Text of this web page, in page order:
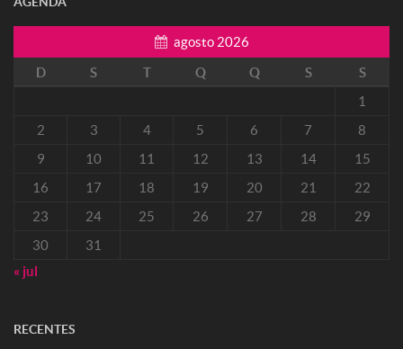
agosto 2026
D
S T Q Q S
S
1
2
3 4 5 6 7
8
9
10 11 12 13 14
15
16
17 18 19 20 21
22
23
24 25 26 27 28
29
30
31
« jul
RECENTES